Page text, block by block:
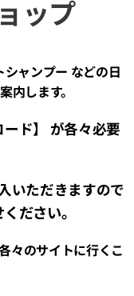
ップ
ャンプー などの日
内します。
ド】 が各々必要
いただきますので
ださい。
々のサイトに行くこ